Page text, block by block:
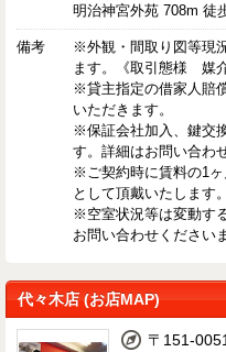
明治神宮外苑 708m 徒
備考
※外観・間取り図等現
ます。《取引態様 媒介
※貸主指定の借家人賠
いただきます。
※保証会社加入、鍵交
す。詳細はお問い合わ
※ご契約時に賃料の1
として頂戴いたします
※空室状況等は変動す
お問い合わせください
代々木店 (お店MAP)
〒151-